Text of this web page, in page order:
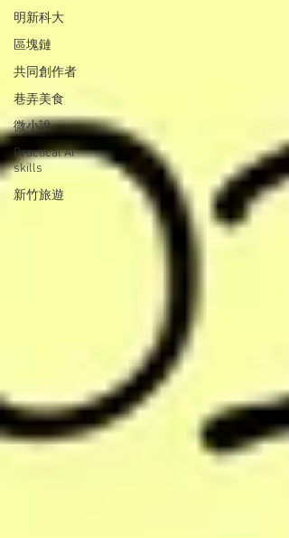
明新科大
區塊鏈
共同創作者
巷弄美食
微小說
Practical AI
skills
新竹旅遊